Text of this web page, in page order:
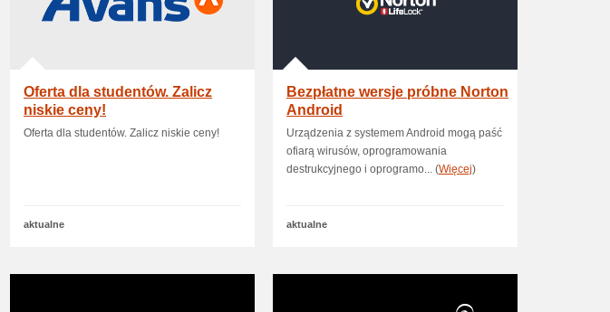
Oferta dla studentów. Zalicz
niskie ceny!
Oferta dla studentów. Zalicz niskie ceny!
aktualne
Bezpłatne wersje próbne Norton
Android
Urządzenia z systemem Android mogą paść
ofiarą wirusów, oprogramowania
destrukcyjnego i oprogramo... (Więcej)
aktualne